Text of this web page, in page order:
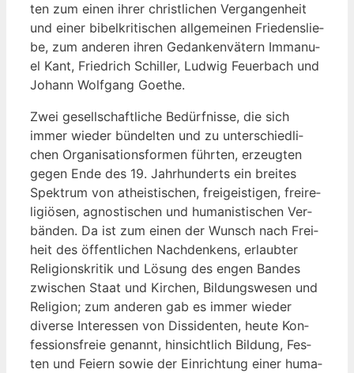
ten zum einen ihrer christ­li­chen Ver­gan­gen­heit
und einer bibel­kri­ti­schen all­ge­mei­nen Frie­dens­lie­
be, zum ande­ren ihren Gedan­ken­vä­tern Imma­nu­
el Kant, Fried­rich Schil­ler, Lud­wig Feu­er­bach und
Johann Wolf­gang Goethe.
Zwei gesell­schaft­li­che Bedürf­nis­se, die sich
immer wie­der bün­del­ten und zu unter­schied­li­
chen Orga­ni­sa­ti­ons­for­men führ­ten, erzeug­ten
gegen Ende des 19. Jahr­hun­derts ein brei­tes
Spek­trum von athe­is­ti­schen, frei­geis­ti­gen, frei­re­
li­giö­sen, agnos­ti­schen und huma­nis­ti­schen Ver­
bän­den. Da ist zum einen der Wunsch nach Frei­
heit des öffent­li­chen Nach­den­kens, erlaub­ter
Reli­gi­ons­kri­tik und Lösung des engen Ban­des
zwi­schen Staat und Kir­chen, Bil­dungs­we­sen und
Reli­gi­on; zum ande­ren gab es immer wie­der
diver­se Inter­es­sen von Dis­si­den­ten, heu­te Kon­
fes­si­ons­freie genannt, hin­sicht­lich Bil­dung, Fes­
ten und Fei­ern sowie der Ein­rich­tung einer huma­